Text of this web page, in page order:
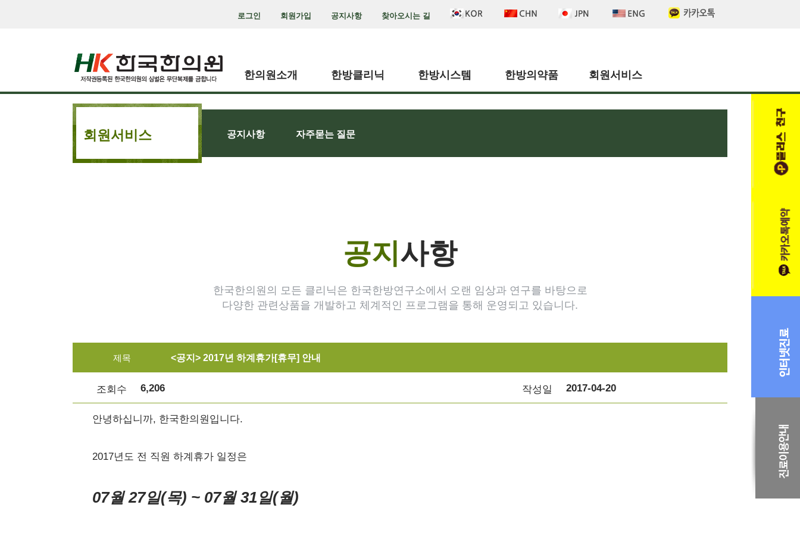
로그인 회원가입 공지사항 찾아오시는 길
한의원소개 한방클리닉 한방시스템 한방의약품 회원서비스
회원서비스 공지사항 자주묻는 질문
공지사항
한국한의원의 모든 클리닉은 한국한방연구소에서 오랜 임상과 연구를 바탕으로
다양한 관련상품을 개발하고 체계적인 프로그램을 통해 운영되고 있습니다.
제목 <공지> 2017년 하계휴가[휴무] 안내
조회수 6,206 작성일 2017-04-20
안녕하십니까, 한국한의원입니다.
2017년도 전 직원 하계휴가 일정은
07월 27일(목) ~ 07월 31일(월)